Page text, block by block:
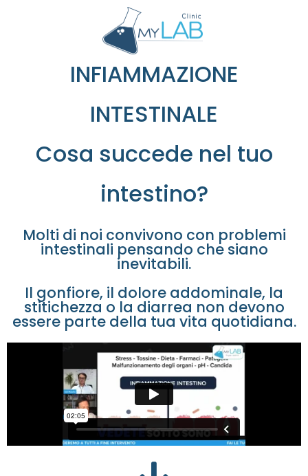
INFIAMMAZIONE
INTESTINALE
Cosa succede nel tuo
intestino?
Molti di noi convivono con problemi
intestinali pensando che siano
inevitabili.
Il gonfiore, il dolore addominale, la
stitichezza o la diarrea non devono
essere parte della tua vita quotidiana.